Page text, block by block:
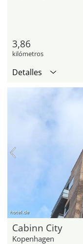
3,86
kilómetros
Detalles
hotel.de
Cabinn City
Kopenhagen